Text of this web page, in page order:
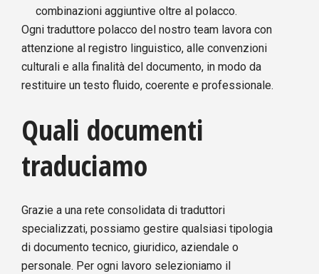
combinazioni aggiuntive oltre al polacco.
Ogni traduttore polacco del nostro team lavora con
attenzione al registro linguistico, alle convenzioni
culturali e alla finalità del documento, in modo da
restituire un testo fluido, coerente e professionale.
Quali documenti
traduciamo
Grazie a una rete consolidata di traduttori
specializzati, possiamo gestire qualsiasi tipologia
di documento tecnico, giuridico, aziendale o
personale. Per ogni lavoro selezioniamo il